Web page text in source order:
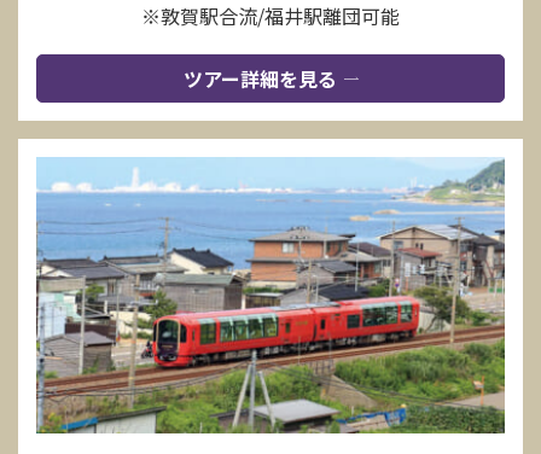
※敦賀駅合流/福井駅離団可能
ツアー詳細を見る